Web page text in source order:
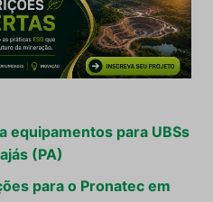
equipamentos para UBSs
(PA)
para o Pronatec em